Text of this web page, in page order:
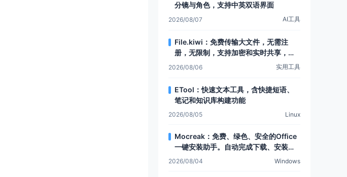
分镜与角色，支持中英双语界面
2026/08/07 AI工具
File.kiwi：免费传输大文件，无需注
册，无限制，支持加密和实时共享，还
有Web文件夹功能
2026/08/06 实用工具
ETool：快速文本工具，含快捷短语、
笔记和知识库构建功能
2026/08/05 Linux
Mocreak：免费、绿色、安全的Office
一键安装助手。自动完成下载、安装和
部署，让Office安装更简单，支持多种
2026/08/04 Windows